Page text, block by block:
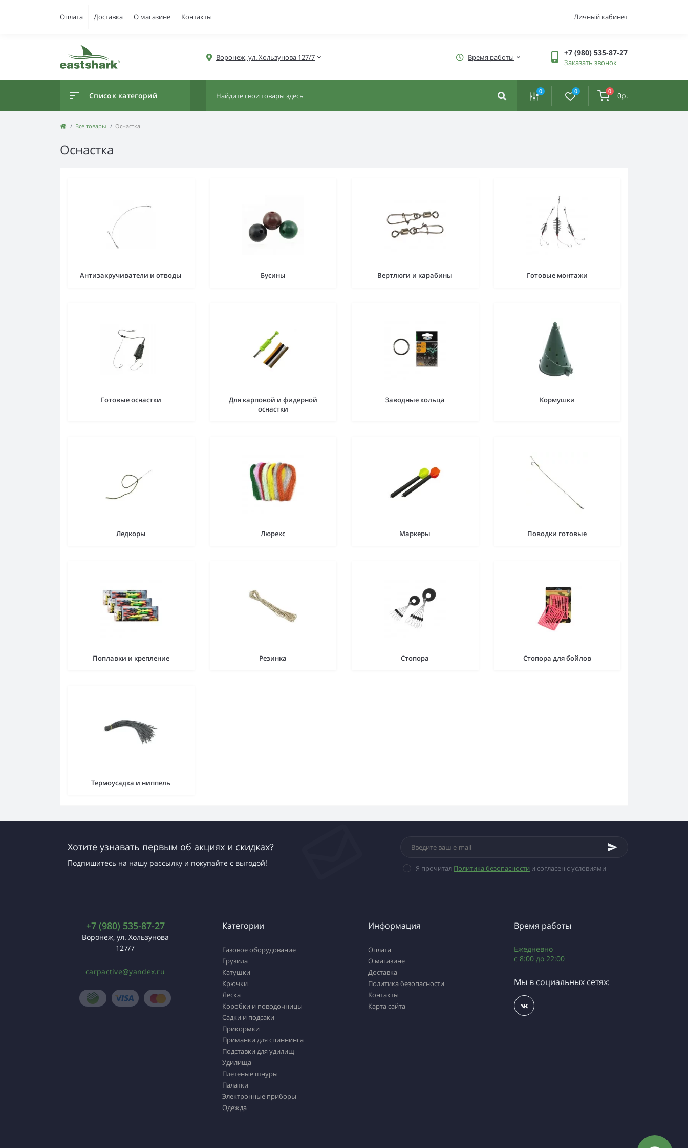
Оплата Доставка О магазине Контакты Личный кабинет
Воронеж, ул. Хользунова 127/7 Время работы +7 (980) 535-87-27
Заказать звонок
Список категорий 0 0 0 0р.
Все товары Оснастка
Оснастка
Антизакручиватели и отводы Бусины Вертлюги и карабины Готовые монтажи
Готовые оснастки
Для карповой и фидерной
оснастки
Заводные кольца Кормушки
Ледкоры Люрекс Маркеры Поводки готовые
Поплавки и крепление Резинка Стопора Стопора для бойлов
Термоусадка и ниппель
Хотите узнавать первым об акциях и скидках?
Подпишитесь на нашу рассылку и покупайте с выгодой!
Я прочитал Политика безопасности и согласен с условиями
+7 (980) 535-87-27
Воронеж, ул. Хользунова
127/7
carpactive@yandex.ru
Категории
Газовое оборудование
Грузила
Катушки
Крючки
Леска
Коробки и поводочницы
Садки и подсаки
Прикормки
Приманки для спиннинга
Подставки для удилищ
Удилища
Плетеные шнуры
Палатки
Электронные приборы
Одежда
Информация
Оплата
О магазине
Доставка
Политика безопасности
Контакты
Карта сайта
Время работы
Ежедневно
c 8:00 до 22:00
Мы в социальных сетях: